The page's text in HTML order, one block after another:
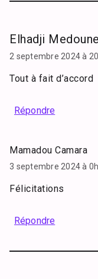
Elhadji
2 septembre 2024 à
Tout à fait d’accord
Répondre
Mamadou Camara
3 septembre 2024 à
Félicitations
Répondre